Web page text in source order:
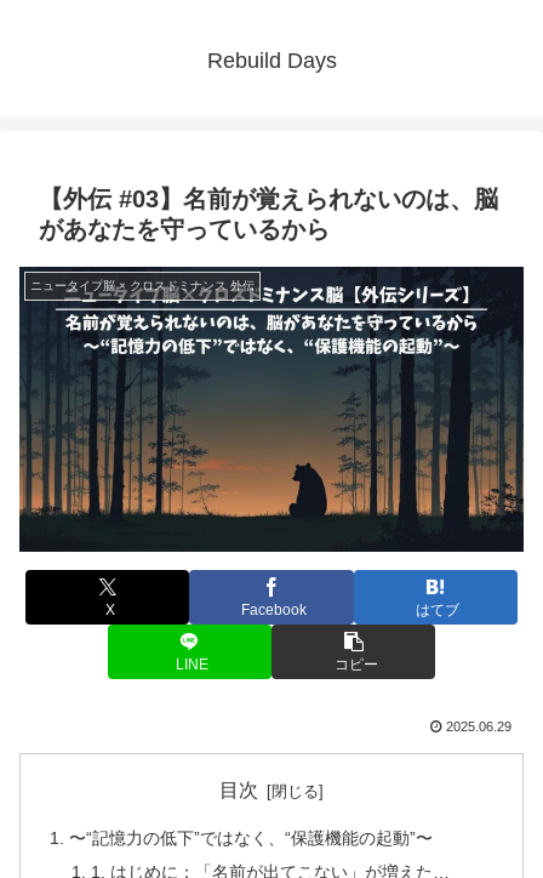
Rebuild Days
【外伝 #03】名前が覚えられないのは、脳
があなたを守っているから
ニュータイプ脳 × クロスドミナンス 外伝
X Facebook はてブ
LINE コピー
2025.06.29
目次
〜“記憶力の低下”ではなく、“保護機能の起動”〜
1. はじめに：「名前が出てこない」が増えた…